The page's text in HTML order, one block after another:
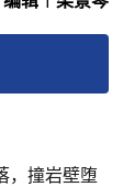
，撞岩壁堕